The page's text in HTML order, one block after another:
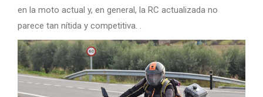
en la moto actual y, en general, la RC actualizada no
parece tan nítida y competitiva. .